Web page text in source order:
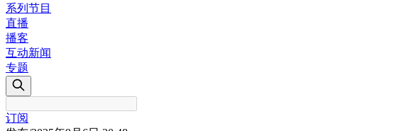
系列节目
直播
播客
互动新闻
专题
订阅